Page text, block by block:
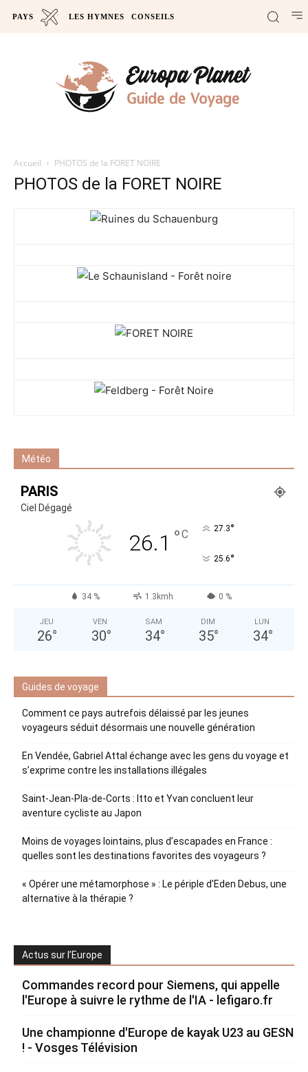
PAYS LES HYMNES CONSEILS
Accueil PHOTOS de la FORET NOIRE
PHOTOS de la FORET NOIRE
Météo
PARIS
Ciel Dégagé
26.1 °C 27.3°
25.6°
34 % 1.3kmh 0 %
JEU
26°
VEN
30°
SAM
34°
DIM
35°
LUN
34°
Guides de voyage
Comment ce pays autrefois délaissé par les jeunes
voyageurs séduit désormais une nouvelle génération
En Vendée, Gabriel Attal échange avec les gens du voyage et
s’exprime contre les installations illégales
Saint-Jean-Pla-de-Corts : Itto et Yvan concluent leur
aventure cycliste au Japon
Moins de voyages lointains, plus d’escapades en France :
quelles sont les destinations favorites des voyageurs ?
« Opérer une métamorphose » : Le périple d’Eden Debus, une
alternative à la thérapie ?
Actus sur l’Europe
Commandes record pour Siemens, qui appelle
l'Europe à suivre le rythme de l'IA - lefigaro.fr
Une championne d'Europe de kayak U23 au GESN
! - Vosges Télévision